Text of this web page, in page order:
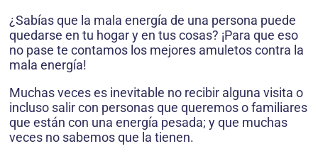
¿Sabías que la mala energía de una persona puede
quedarse en tu hogar y en tus cosas? ¡Para que eso
no pase te contamos los mejores amuletos contra la
mala energía!
Muchas veces es inevitable no recibir alguna visita o
incluso salir con personas que queremos o familiares
que están con una energía pesada; y que muchas
veces no sabemos que la tienen.